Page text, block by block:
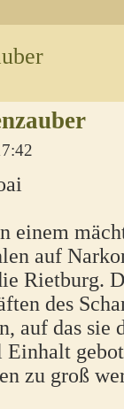
einem
auf
Rietburg.
des
auf das sie
Einhalt
zu groß